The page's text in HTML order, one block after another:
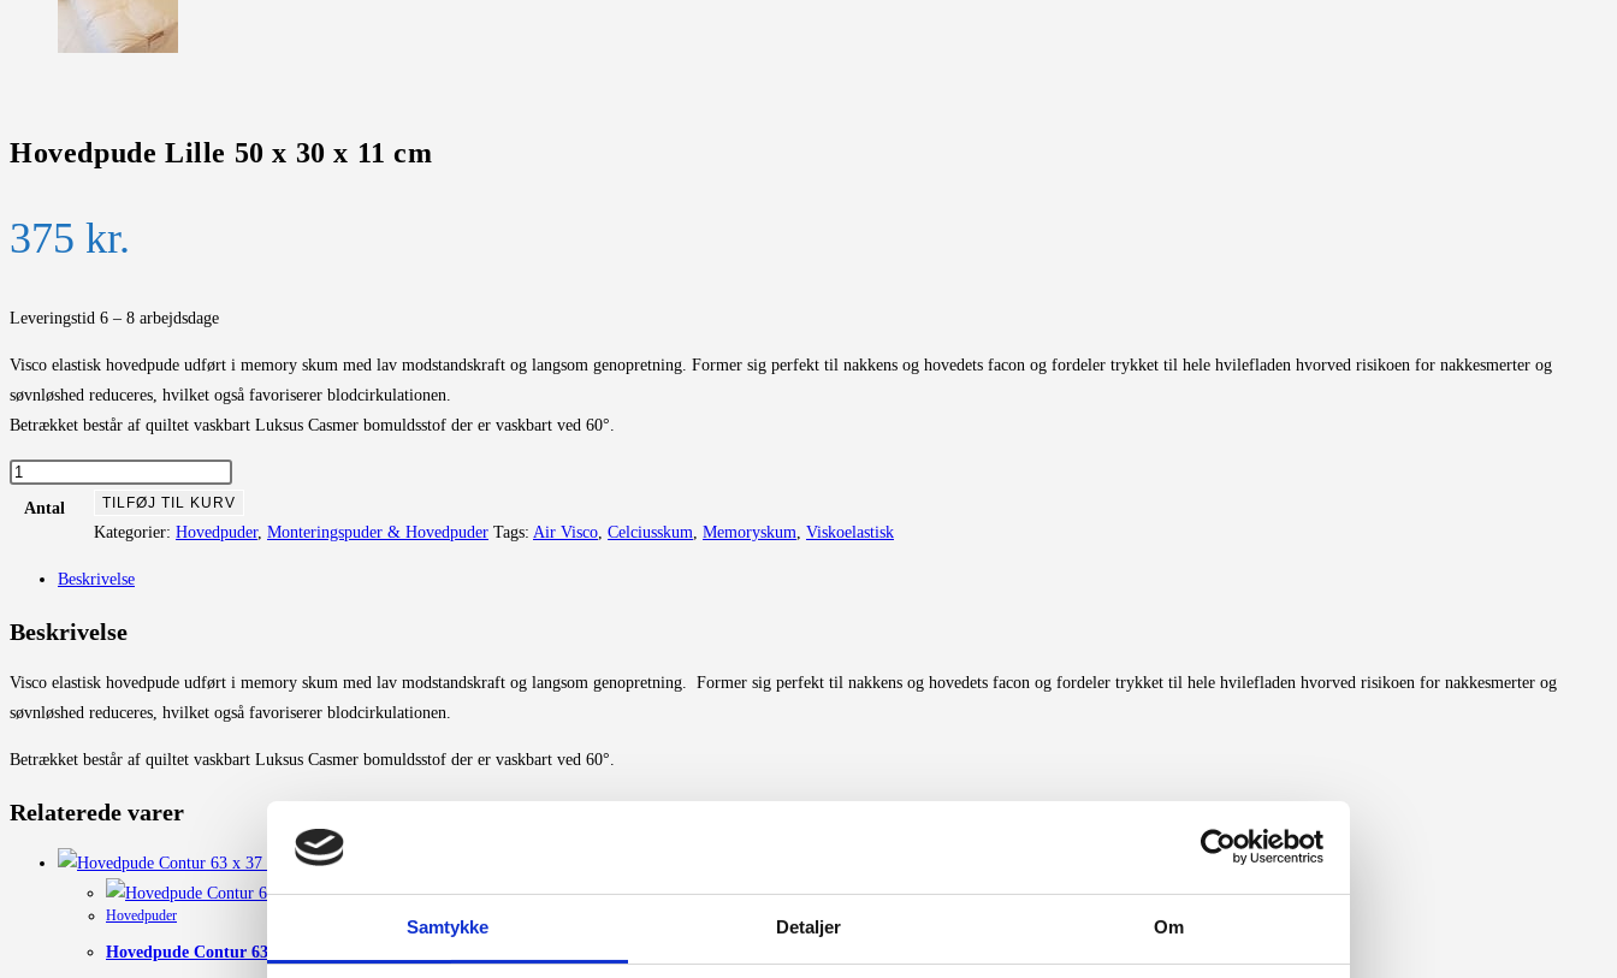
Samtykke Detaljer Om
Hovedpude Lille 50 x 30 x 11 cm
375 kr.
Leveringstid 6 – 8 arbejdsdage
Visco elastisk hovedpude udført i memory skum med lav modstandskraft og langsom genopretning. Former sig perfekt til nakkens og hovedets facon og fordeler trykket til hele hvilefladen hvorved risikoen for nakkesmerter og
søvnløshed reduceres, hvilket også favoriserer blodcirkulationen.
Betrækket består af quiltet vaskbart Luksus Casmer bomuldsstof der er vaskbart ved 60°.
Hovedpude
Lille
x
cm
antal
Antal TILFØJ TIL KURV
Kategorier: Hovedpuder, Monteringspuder & Hovedpuder Tags: Air Visco Celciusskum Memoryskum Viskoelastisk
Beskrivelse
Beskrivelse
Visco elastisk hovedpude udført i memory skum med lav modstandskraft og langsom genopretning. Former sig perfekt til nakkens og hovedets facon og fordeler trykket til hele hvilefladen hvorved risikoen for nakkesmerter og
søvnløshed reduceres, hvilket også favoriserer blodcirkulationen.
Betrækket består af quiltet vaskbart Luksus Casmer bomuldsstof der er vaskbart ved 60°.
Relaterede varer
Hurtigt Overblik
Hovedpuder
Hovedpude Contur 63 x 37 x 13 cm.